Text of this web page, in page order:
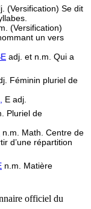
(Versification) Se dit
(Versification)
un vers
adj. et n.m. Qui a
Féminin pluriel de
E adj.
Pluriel de
n.m. Math. Centre de
d’une répartition
n.m. Matière
officiel du